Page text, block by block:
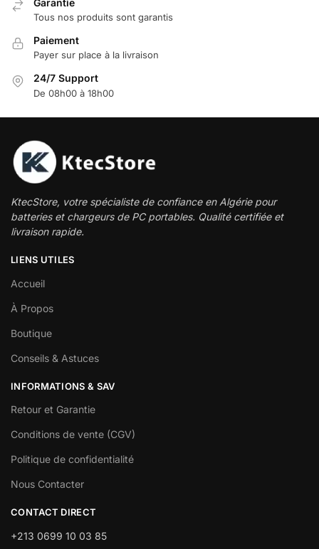
Tous nos produits sont garantis
Paiement
Payer sur place à la livraison
24/7 Support
De 08h00 à 18h00
KtecStore, votre spécialiste de confiance en Algérie pour
batteries et chargeurs de PC portables. Qualité certifiée et
livraison rapide.
LIENS UTILES
Accueil
À Propos
Boutique
Conseils & Astuces
INFORMATIONS & SAV
Retour et Garantie
Conditions de vente (CGV)
Politique de confidentialité
Nous Contacter
CONTACT DIRECT
+213 0699 10 03 85